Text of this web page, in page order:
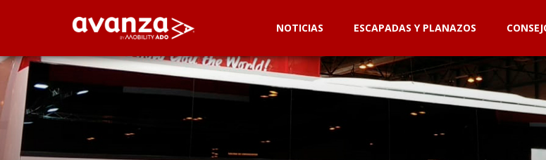
NOTICIAS ESCAPADAS Y PLANAZOS